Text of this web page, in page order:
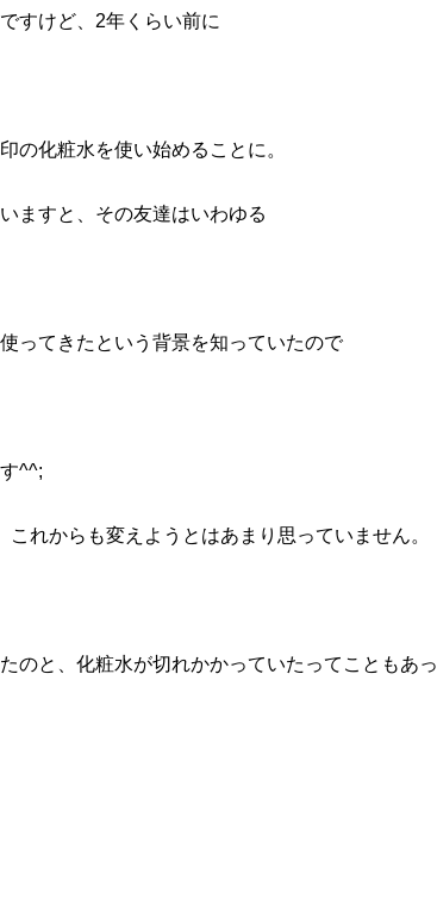
すけど、2年くらい前に
の化粧水を使い始めることに。
ますと、その友達はいわゆる
ってきたという背景を知っていたので
^^;
れからも変えようとはあまり思っていません。
のと、化粧水が切れかかっていたってこともあっ